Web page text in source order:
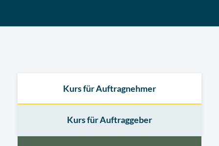
Kurs für Auftragnehmer
Kurs für Auftraggeber